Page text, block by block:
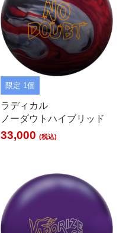
限定 1個
ラディカル
ノーダウトハイブリッド
33,000(税込)